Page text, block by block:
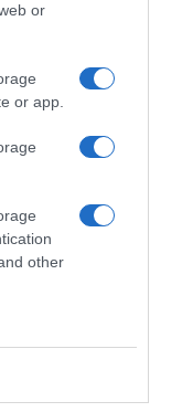
or
or app.
other